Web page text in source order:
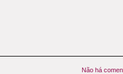
Não há